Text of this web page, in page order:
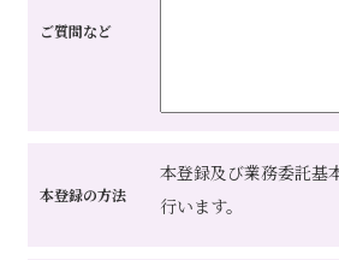
ご質問など
本登録の方法
本登録及び業務委託基
行います。